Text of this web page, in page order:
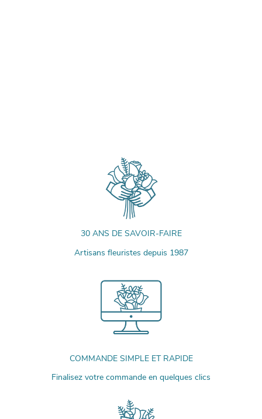
30 ANS DE SAVOIR-FAIRE
Artisans fleuristes depuis 1987
COMMANDE SIMPLE ET RAPIDE
Finalisez votre commande en quelques clics